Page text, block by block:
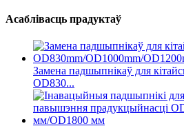
Асаблівасць прадуктаў
Замена падшыпнікаў для
OD830...